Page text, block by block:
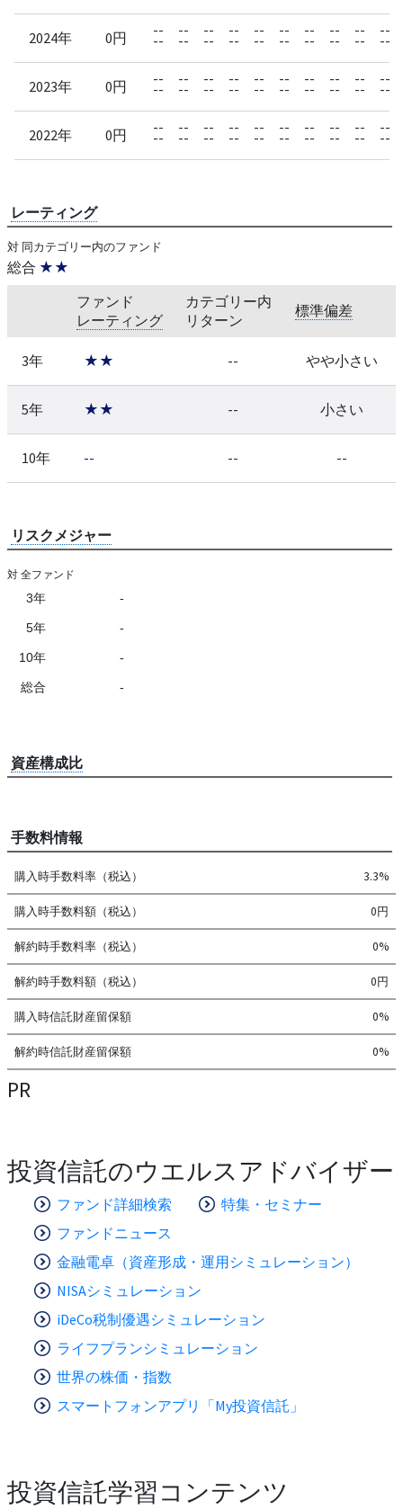
2024年 0円 --
--
--
--
--
--
--
--
--
--
--
--
--
--
--
--
--
--
--
--
2023年 0円 --
--
--
--
--
--
--
--
--
--
--
--
--
--
--
--
--
--
--
--
2022年 0円 --
--
--
--
--
--
--
--
--
--
--
--
--
--
--
--
--
--
--
--
レーティング
対 同カテゴリー内のファンド
総合 ★★
ファンド
レーティング
カテゴリー内
リターン
標準偏差
3年 ★★ -- やや小さい
5年 ★★ -- 小さい
10年 -- -- --
リスクメジャー
対 全ファンド
3年 -
5年 -
10年 -
総合 -
資産構成比
手数料情報
購入時手数料率（税込） 3.3%
購入時手数料額（税込） 0円
解約時手数料率（税込） 0%
解約時手数料額（税込） 0円
購入時信託財産留保額 0%
解約時信託財産留保額 0%
PR
投資信託のウエルスアドバイザー
ファンド詳細検索
特集・セミナー
ファンドニュース
金融電卓（資産形成・運用シミュレーション）
NISAシミュレーション
iDeCo税制優遇シミュレーション
ライフプランシミュレーション
世界の株価・指数
スマートフォンアプリ「My投資信託」
投資信託学習コンテンツ